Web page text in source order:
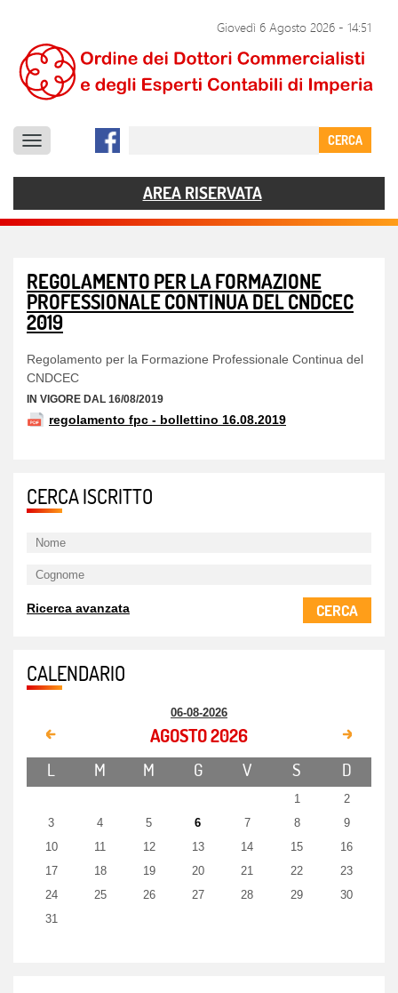
Giovedì 6 Agosto 2026 - 14:51
CERCA
DOCUMENTI
COMUNICAZIONE
CONTATTI
AREA RISERVATA
REGOLAMENTO PER LA FORMAZIONE
PROFESSIONALE CONTINUA DEL CNDCEC
2019
Regolamento per la Formazione Professionale Continua del
CNDCEC
IN VIGORE DAL 16/08/2019
regolamento fpc - bollettino 16.08.2019
CERCA ISCRITTO
CERCA
Ricerca avanzata
CALENDARIO
06-08-2026
AGOSTO 2026
L M M G V S D
1
2
3
4 5 6 7 8
9
10
11 12 13 14 15
16
17
18 19 20 21 22
23
24
25 26 27 28 29
30
31